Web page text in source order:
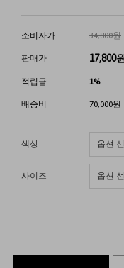
소비자가 34,800원
판매가 17,800원
적립금 1%
배송비 70,000
색상
사이즈